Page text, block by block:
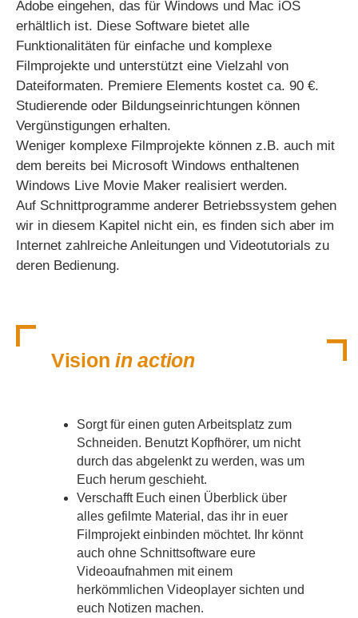
Adobe eingehen, das für Windows und Mac iOS
erhältlich ist. Diese Software bietet alle
Funktionalitäten für einfache und komplexe
Filmprojekte und unterstützt eine Vielzahl von
Dateiformaten. Premiere Elements kostet ca. 90 €.
Studierende oder Bildungseinrichtungen können
Vergünstigungen erhalten.
Weniger komplexe Filmprojekte können z.B. auch mit
dem bereits bei Microsoft Windows enthaltenen
Windows Live Movie Maker realisiert werden.
Auf Schnittprogramme anderer Betriebssystem gehen
wir in diesem Kapitel nicht ein, es finden sich aber im
Internet zahlreiche Anleitungen und Videotutorials zu
deren Bedienung.
Visionin action
Sorgt für einen guten Arbeitsplatz zum
Schneiden. Benutzt Kopfhörer, um nicht
durch das abgelenkt zu werden, was um
Euch herum geschieht.
Verschafft Euch einen Überblick über
alles gefilmte Material, das ihr in euer
Filmprojekt einbinden möchtet. Ihr könnt
auch ohne Schnittsoftware eure
Videoaufnahmen mit einem
herkömmlichen Videoplayer sichten und
euch Notizen machen.